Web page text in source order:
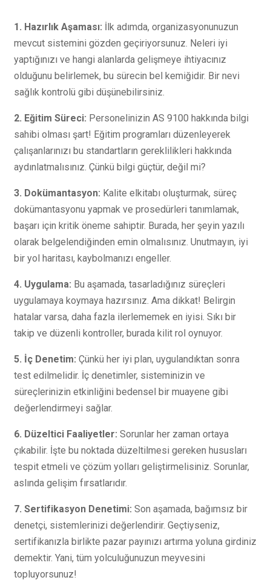
1. Hazırlık Aşaması: İlk adımda, organizasyonunuzun
mevcut sistemini gözden geçiriyorsunuz. Neleri iyi
yaptığınızı ve hangi alanlarda gelişmeye ihtiyacınız
olduğunu belirlemek, bu sürecin bel kemiğidir. Bir nevi
sağlık kontrolü gibi düşünebilirsiniz.
2. Eğitim Süreci: Personelinizin AS 9100 hakkında bilgi
sahibi olması şart! Eğitim programları düzenleyerek
çalışanlarınızı bu standartların gereklilikleri hakkında
aydınlatmalısınız. Çünkü bilgi güçtür, değil mi?
3. Dokümantasyon: Kalite elkitabı oluşturmak, süreç
dokümantasyonu yapmak ve prosedürleri tanımlamak,
başarı için kritik öneme sahiptir. Burada, her şeyin yazılı
olarak belgelendiğinden emin olmalısınız. Unutmayın, iyi
bir yol haritası, kaybolmanızı engeller.
4. Uygulama: Bu aşamada, tasarladığınız süreçleri
uygulamaya koymaya hazırsınız. Ama dikkat! Belirgin
hatalar varsa, daha fazla ilerlememek en iyisi. Sıkı bir
takip ve düzenli kontroller, burada kilit rol oynuyor.
5. İç Denetim: Çünkü her iyi plan, uygulandıktan sonra
test edilmelidir. İç denetimler, sisteminizin ve
süreçlerinizin etkinliğini bedensel bir muayene gibi
değerlendirmeyi sağlar.
6. Düzeltici Faaliyetler: Sorunlar her zaman ortaya
çıkabilir. İşte bu noktada düzeltilmesi gereken hususları
tespit etmeli ve çözüm yolları geliştirmelisiniz. Sorunlar,
aslında gelişim fırsatlarıdır.
7. Sertifikasyon Denetimi: Son aşamada, bağımsız bir
denetçi, sistemlerinizi değerlendirir. Geçtiyseniz,
sertifikanızla birlikte pazar payınızı artırma yoluna girdiniz
demektir. Yani, tüm yolculuğunuzun meyvesini
topluyorsunuz!